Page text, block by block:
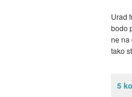
Urad
bodo
ne na
tako
5